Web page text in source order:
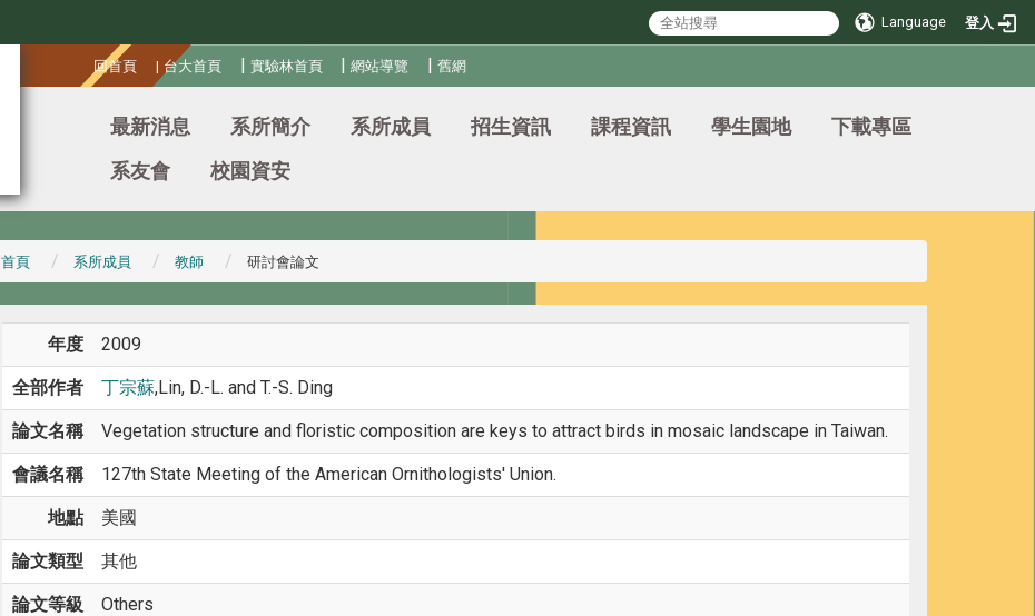
Language 登入
回首頁 | 台大首頁 | 實驗林首頁 |網站導覽 |舊網
最新消息 系所簡介 系所成員 招生資訊 課程資訊 學生園地
下載專區
系友會
校園資安
首頁 系所成員 教師 研討會論文
年度 2009
全部作者 丁宗蘇,Lin, D.-L. and T.-S. Ding
論文名稱 Vegetation structure and floristic composition are keys to attract birds in mosaic landscape in Taiwan.
會議名稱 127th State Meeting of the American Ornithologists' Union.
地點 美國
論文類型 其他
論文等級 Others